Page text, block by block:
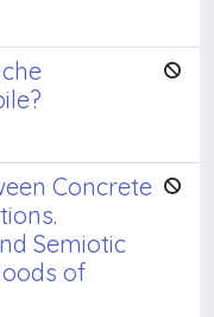
Concrete
Semiotic
of